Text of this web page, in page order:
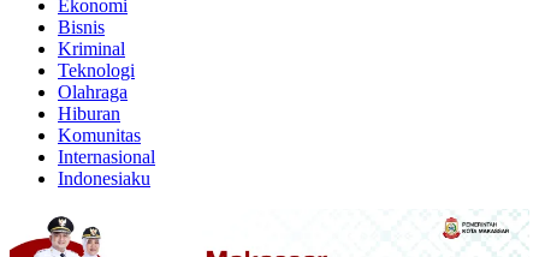
Ekonomi
Bisnis
Kriminal
Teknologi
Olahraga
Hiburan
Komunitas
Internasional
Indonesiaku